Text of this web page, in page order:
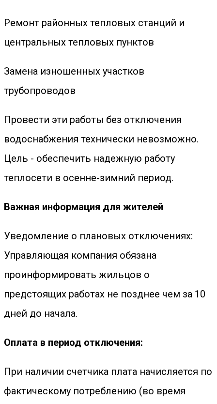
Ремонт районных тепловых станций и
центральных тепловых пунктов
Замена изношенных участков
трубопроводов
Провести эти работы без отключения
водоснабжения технически невозможно.
Цель - обеспечить надежную работу
теплосети в осенне-зимний период.
Важная информация для жителей
Уведомление о плановых отключениях:
Управляющая компания обязана
проинформировать жильцов о
предстоящих работах не позднее чем за 10
дней до начала.
Оплата в период отключения:
При наличии счетчика плата начисляется по
фактическому потреблению (во время